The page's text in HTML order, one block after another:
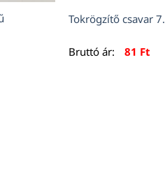
Tokrögzítő csavar
Bruttó ár: 81 Ft